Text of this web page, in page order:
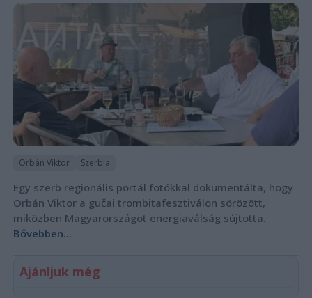
Orbán Viktor Szerbia
Egy szerb regionális portál fotókkal dokumentálta, hogy
Orbán Viktor a gučai trombitafesztiválon sörözött,
miközben Magyarországot energiaválság sújtotta.
Bővebben...
Ajánljuk még